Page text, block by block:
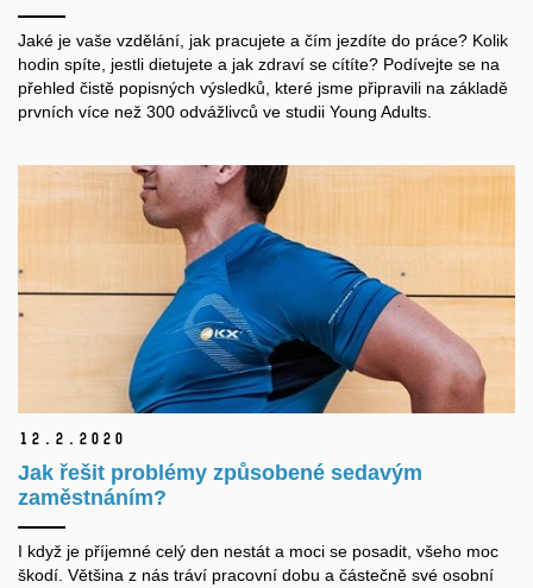
Jaké je vaše vzdělání, jak pracujete a čím jezdíte do práce? Kolik
hodin spíte, jestli dietujete a jak zdraví se cítíte? Podívejte se na
přehled čistě popisných výsledků, které jsme připravili na základě
prvních více než 300 odvážlivců ve studii Young Adults.
12. 2. 2020
Jak řešit problémy způsobené sedavým
zaměstnáním?
I když je příjemné celý den nestát a moci se posadit, všeho moc
škodí. Většina z nás tráví pracovní dobu a částečně své osobní